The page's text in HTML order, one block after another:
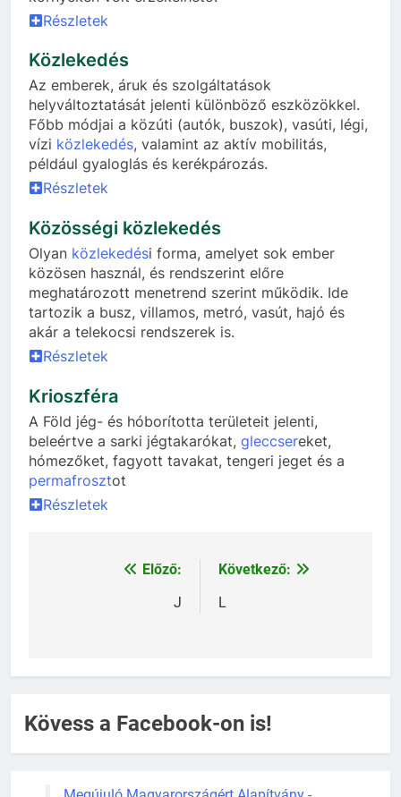
Részletek
Közlekedés
Az emberek, áruk és szolgáltatások
helyváltoztatását jelenti különböző eszközökkel.
Főbb módjai a közúti (autók, buszok), vasúti, légi,
vízi közlekedés, valamint az aktív mobilitás,
például gyaloglás és kerékpározás.
Részletek
Közösségi közlekedés
Olyan közlekedési forma, amelyet sok ember
közösen használ, és rendszerint előre
meghatározott menetrend szerint működik. Ide
tartozik a busz, villamos, metró, vasút, hajó és
akár a telekocsi rendszerek is.
Részletek
Krioszféra
A Föld jég- és hóborította területeit jelenti,
beleértve a sarki jégtakarókat, gleccsereket,
hómezőket, fagyott tavakat, tengeri jeget és a
permafrosztot
Részletek
BejegyzésElőző:
J
Következő:
L
Kövess a Facebook-on is!